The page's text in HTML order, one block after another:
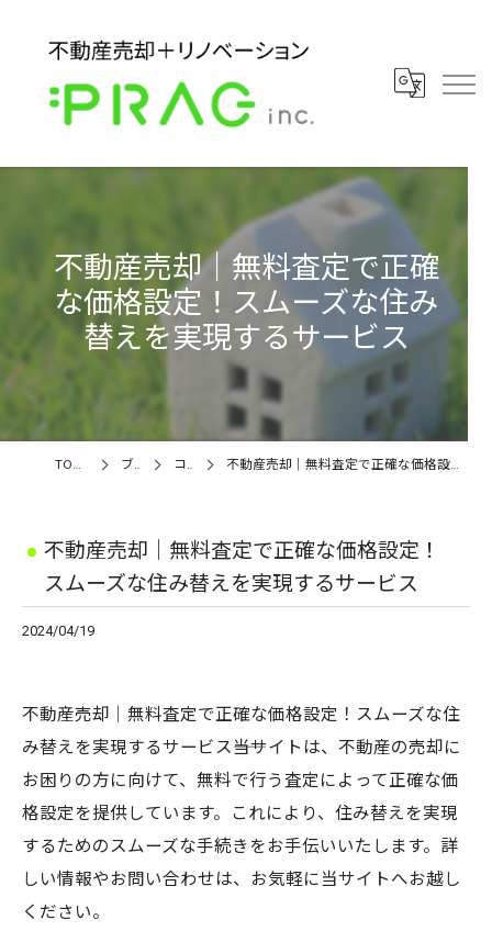
不動産売却｜無料査定で正確
な価格設定！スムーズな住み
替えを実現するサービス
TOPページ ブログ コラム 不動産売却｜無料査定で正確な価格設定！スムーズな住み替えを実現するサービス
不動産売却｜無料査定で正確な価格設定！
スムーズな住み替えを実現するサービス
2024/04/19
不動産売却｜無料査定で正確な価格設定！スムーズな住
み替えを実現するサービス――当サイトは、不動産の売却に
お困りの方に向けて、無料で行う査定によって正確な価
格設定を提供しています。これにより、住み替えを実現
するためのスムーズな手続きをお手伝いいたします。詳
しい情報やお問い合わせは、お気軽に当サイトへお越し
ください。